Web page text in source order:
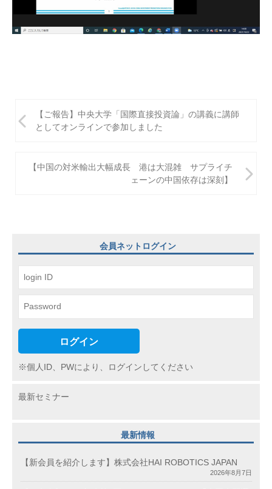
稿
ョ
ン
【ご報告】中央大学「国際直接投資論」の講義に講師
としてオンラインで参加しました
【中国の対米輸出大幅成長 港は大混雑 サプライチ
ェーンの中国依存は深刻】
会員ネットログイン
ログイン
※個人ID、PWにより、ログインしてください
最新セミナー
最新情報
【新会員を紹介します】株式会社HAI ROBOTICS JAPAN
2026年8月7日